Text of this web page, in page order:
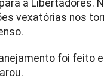
a Libertadores.
vexatórias nos
foi feito